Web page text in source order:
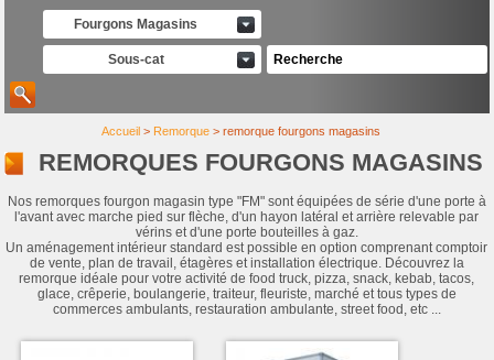
Fourgons Magasins
Sous-cat
Accueil > Remorque >remorque fourgons magasins
REMORQUES FOURGONS MAGASINS
Nos remorques fourgon magasin type "FM" sont équipées de série d'une porte à
l'avant avec marche pied sur flèche, d'un hayon latéral et arrière relevable par
vérins et d'une porte bouteilles à gaz.
Un aménagement intérieur standard est possible en option comprenant comptoir
de vente, plan de travail, étagères et installation électrique. Découvrez la
remorque idéale pour votre activité de food truck, pizza, snack, kebab, tacos,
glace, crêperie, boulangerie, traiteur, fleuriste, marché et tous types de
commerces ambulants, restauration ambulante, street food, etc ...